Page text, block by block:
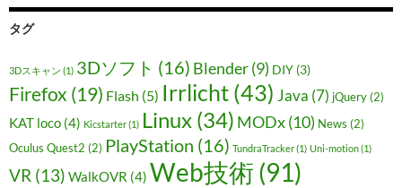
ゲ
ー
シ
ョ
ン
タグ
3Dスキャン (1) 3Dソフト (16) Blender(9) DIY (3)
Firefox (19) Flash (5) Irrlicht (43) Java (7) jQuery (2)
KAT loco (4) Kicstarter(1) Linux (34) MODx(10) News (2)
Oculus Quest2 (2) PlayStation (16) TundraTracker(1) Uni-motion(1)
VR (13) WalkOVR (4) Web技術 (91)